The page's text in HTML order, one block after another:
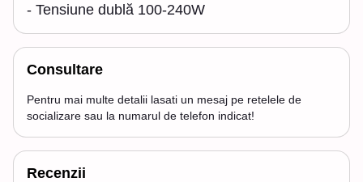
- Tensiune dublă 100-240W
Consultare
Pentru mai multe detalii lasati un mesaj pe retelele de
socializare sau la numarul de telefon indicat!
Recenzii